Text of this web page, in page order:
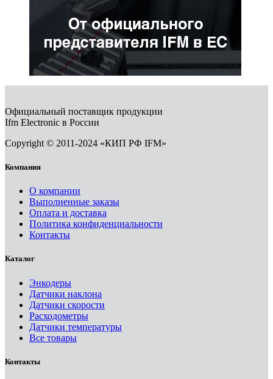
Официальный поставщик продукции
Ifm Electronic в России
Copyright © 2011-2024 «КИП РФ IFM»
Компания
О компании
Выполненные заказы
Оплата и доставка
Политика конфиденциальности
Контакты
Каталог
Энкодеры
Датчики наклона
Датчики скорости
Расходометры
Датчики температуры
Все товары
Контакты